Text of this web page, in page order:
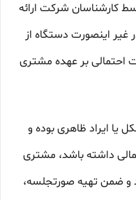
کارشناسان شرکت ارائه
غیر اینصورت دستگاه از
احتمالی بر عهده مشتری
یا ایراد ظاهری بوده و
داشته باشد، مشتری
و ضمن تهیه صورتجلسه،